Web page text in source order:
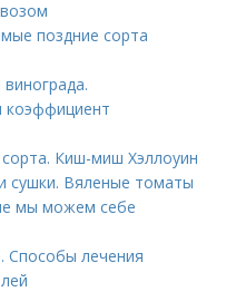
поздние сорта
коэффициент
Киш-миш Хэллоуин
сушки. Вяленые томаты
мы можем себе
Способы лечения